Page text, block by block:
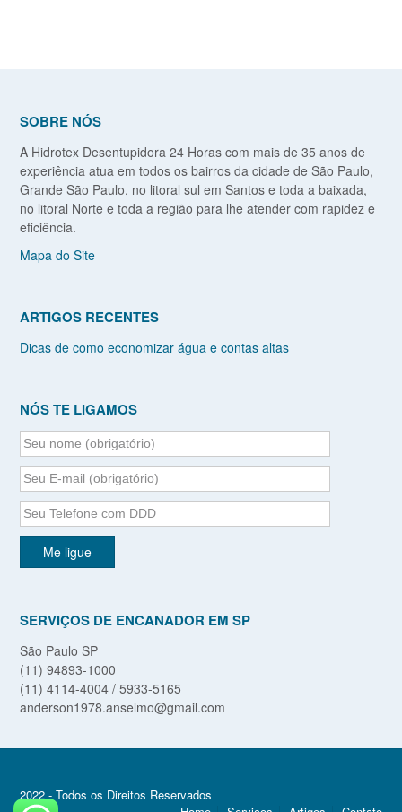
SOBRE NÓS
A Hidrotex Desentupidora 24 Horas com mais de 35 anos de
experiência atua em todos os bairros da cidade de São Paulo,
Grande São Paulo, no litoral sul em Santos e toda a baixada,
no litoral Norte e toda a região para lhe atender com rapidez e
eficiência.
Mapa do Site
ARTIGOS RECENTES
Dicas de como economizar água e contas altas
NÓS TE LIGAMOS
SERVIÇOS DE ENCANADOR EM SP
São Paulo SP
(11) 94893-1000
(11) 4114-4004 / 5933-5165
anderson1978.anselmo@gmail.com
2022 - Todos os Direitos Reservados